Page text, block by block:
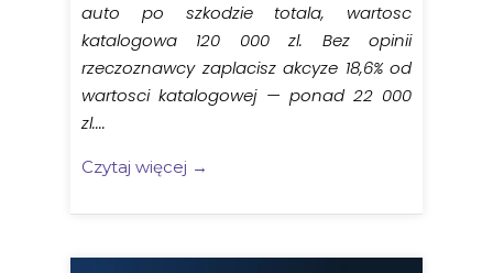
auto po szkodzie totala, wartosc
katalogowa 120 000 zl. Bez opinii
rzeczoznawcy zaplacisz akcyze 18,6% od
wartosci katalogowej — ponad 22 000
zl....
Czytaj więcej →